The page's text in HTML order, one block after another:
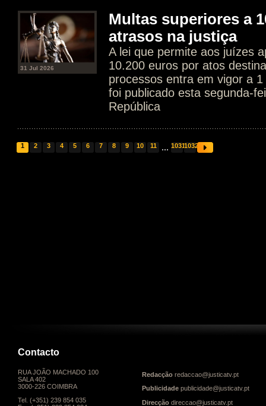
31 Jul 2026
Multas superiores a
atrasos na justiça
A lei que permite aos juízes
10.200 euros por atos
processos entra em vigor a
foi publicado esta segunda-
República
1 2 3 4 5 6 7 8 9 10 11 ... 10311032
Contacto
RUA JOÃO MACHADO 100
SALA 402
3000-226 COIMBRA
Tel. (+351) 239 854 035
Redacção redaccao@justicatv.pt
Publicidade publicidade@justicatv.pt
Direcção direccao@justicatv.pt